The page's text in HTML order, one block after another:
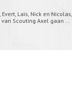
Evert, Laïs, Nick en Nicolas,
van Scouting Axel gaan …
voorbehouden